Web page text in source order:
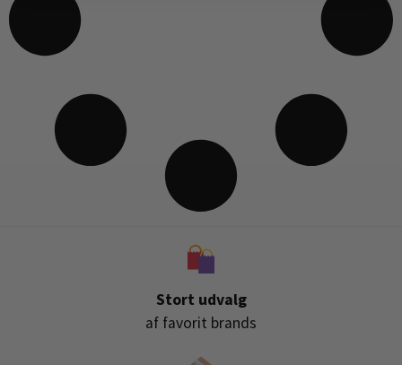
Stort udvalg
af favorit brands